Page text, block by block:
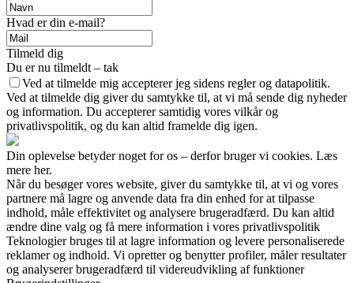
Hvad er din e-mail?
Tilmeld dig
Du er nu tilmeldt – tak
Ved at tilmelde mig accepterer jeg sidens regler og datapolitik.
Ved at tilmelde dig giver du samtykke til, at vi må sende dig nyheder
og information. Du accepterer samtidig vores vilkår og
privatlivspolitik, og du kan altid framelde dig igen.
Din oplevelse betyder noget for os – derfor bruger vi cookies. Læs
mere her.
Når du besøger vores website, giver du samtykke til, at vi og vores
partnere må lagre og anvende data fra din enhed for at tilpasse
indhold, måle effektivitet og analysere brugeradfærd. Du kan altid
ændre dine valg og få mere information i vores privatlivspolitik
Teknologier bruges til at lagre information og levere personaliserede
reklamer og indhold. Vi opretter og benytter profiler, måler resultater
og analyserer brugeradfærd til videreudvikling af funktioner